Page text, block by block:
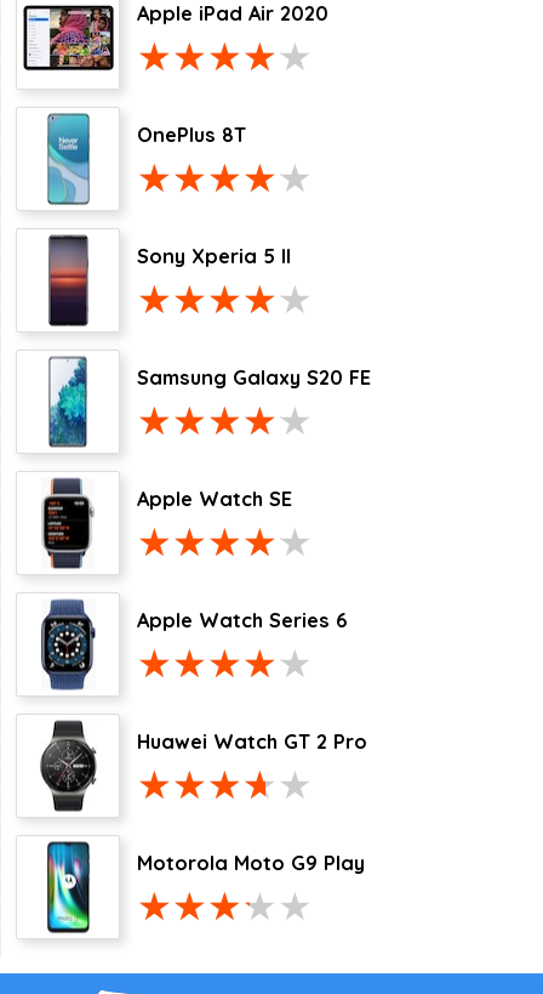
Apple iPad Air 2020
OnePlus 8T
Sony Xperia 5 II
Samsung Galaxy S20 FE
Apple Watch SE
Apple Watch Series 6
Huawei Watch GT 2 Pro
Motorola Moto G9 Play